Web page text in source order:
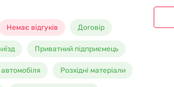
Немає відгуків Договір
Приватний підприємець
Розхідні матеріали